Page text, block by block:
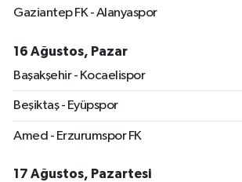
Gaziantep FK - Alanyaspor
16 Ağustos, Pazar
Başakşehir - Kocaelispor
Beşiktaş - Eyüpspor
Amed - Erzurumspor FK
17 Ağustos, Pazartesi